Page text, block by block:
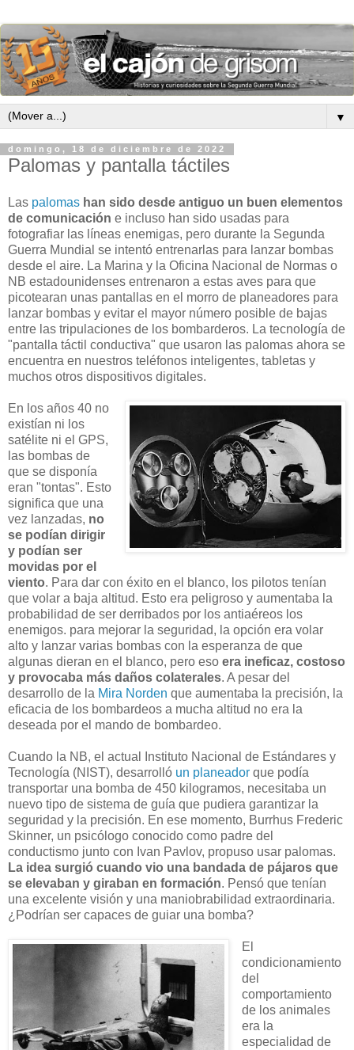
▼
domingo, 18 de diciembre de 2022
Palomas y pantalla táctiles
Las palomas han sido desde antiguo un buen elementos
de comunicación e incluso han sido usadas para
fotografiar las líneas enemigas, pero durante la Segunda
Guerra Mundial se intentó entrenarlas para lanzar bombas
desde el aire. La Marina y la Oficina Nacional de Normas o
NB estadounidenses entrenaron a estas aves para que
picotearan unas pantallas en el morro de planeadores para
lanzar bombas y evitar el mayor número posible de bajas
entre las tripulaciones de los bombarderos. La tecnología de
"pantalla táctil conductiva" que usaron las palomas ahora se
encuentra en nuestros teléfonos inteligentes, tabletas y
muchos otros dispositivos digitales.
En los años 40 no
existían ni los
satélite ni el GPS,
las bombas de
que se disponía
eran "tontas". Esto
significa que una
vez lanzadas, no
se podían dirigir
y podían ser
movidas por el
viento. Para dar con éxito en el blanco, los pilotos tenían
que volar a baja altitud. Esto era peligroso y aumentaba la
probabilidad de ser derribados por los antiaéreos los
enemigos. para mejorar la seguridad, la opción era volar
alto y lanzar varias bombas con la esperanza de que
algunas dieran en el blanco, pero eso era ineficaz, costoso
y provocaba más daños colaterales. A pesar del
desarrollo de la Mira Norden que aumentaba la precisión, la
eficacia de los bombardeos a mucha altitud no era la
deseada por el mando de bombardeo.
Cuando la NB, el actual Instituto Nacional de Estándares y
Tecnología (NIST), desarrolló un planeador que podía
transportar una bomba de 450 kilogramos, necesitaba un
nuevo tipo de sistema de guía que pudiera garantizar la
seguridad y la precisión. En ese momento, Burrhus Frederic
Skinner, un psicólogo conocido como padre del
conductismo junto con Ivan Pavlov, propuso usar palomas.
La idea surgió cuando vio una bandada de pájaros que
se elevaban y giraban en formación. Pensó que tenían
una excelente visión y una maniobrabilidad extraordinaria.
¿Podrían ser capaces de guiar una bomba?
El
condicionamiento
del
comportamiento
de los animales
era la
especialidad de